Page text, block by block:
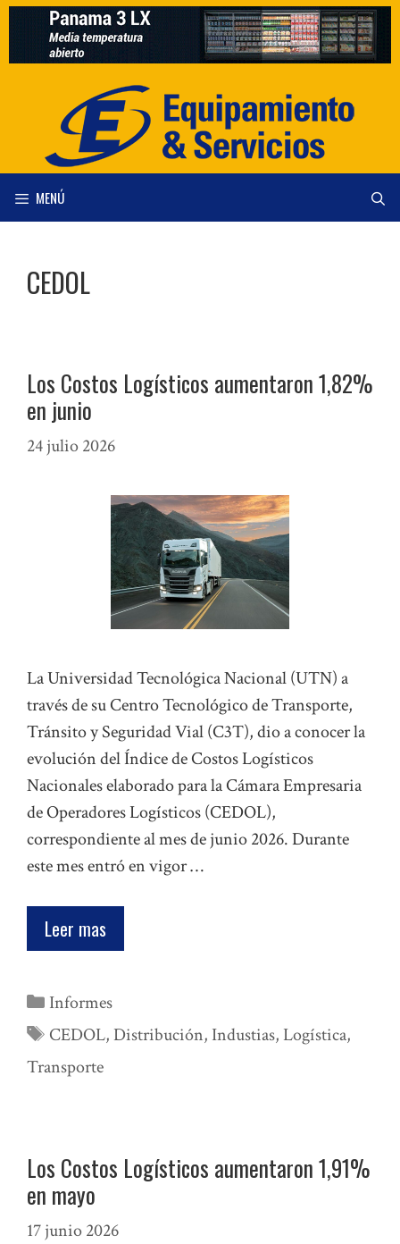
Saltar
contenido
MENÚ
CEDOL
Los Costos Logísticos aumentaron 1,82%
en junio
24 julio 2026
La Universidad Tecnológica Nacional (UTN) a
través de su Centro Tecnológico de Transporte,
Tránsito y Seguridad Vial (C3T), dio a conocer la
evolución del Índice de Costos Logísticos
Nacionales elaborado para la Cámara Empresaria
de Operadores Logísticos (CEDOL),
correspondiente al mes de junio 2026. Durante
este mes entró en vigor …
Leer mas
Categorías
Informes
Etiquetas
CEDOL,Distribución, Industias,Logística,
Transporte
Los Costos Logísticos aumentaron 1,91%
en mayo
17 junio 2026